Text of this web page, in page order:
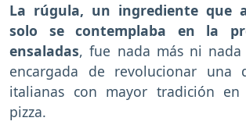
La rúgula, un ingrediente que
solo se contemplaba en la
ensaladas, fue nada más ni
encargada de revolucionar una
italianas con mayor tradición
pizza.